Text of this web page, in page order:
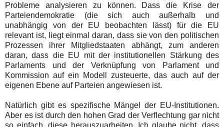
Probleme analysieren zu können. Dass die Krise der
Parteiendemokratie (die sich auch außerhalb und
unabhängig von der EU beobachten lässt) für die EU
relevant ist, liegt einmal daran, dass sie von den politischen
Prozessen ihrer Mitgliedstaaten abhängt, zum anderen
daran, dass die EU mit der institutionellen Stärkung des
Parlaments und der Verknüpfung von Parlament und
Kommission auf ein Modell zusteuerte, das auch auf der
eigenen Ebene auf Parteien angewiesen ist.
Natürlich gibt es spezifische Mängel der EU-Institutionen.
Aber es ist durch den hohen Grad der Verflechtung gar nicht
so einfach, diese herauszuarbeiten. Ich glaube nicht, dass